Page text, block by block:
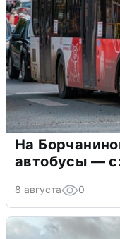
На
автобусы —
8 августа 0